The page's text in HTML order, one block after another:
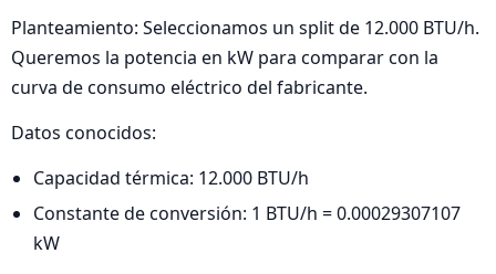
Planteamiento: Seleccionamos un split de 12.000 BTU/h.
Queremos la potencia en kW para comparar con la
curva de consumo eléctrico del fabricante.
Datos conocidos:
Capacidad térmica: 12.000 BTU/h
Constante de conversión: 1 BTU/h = 0.00029307107
kW